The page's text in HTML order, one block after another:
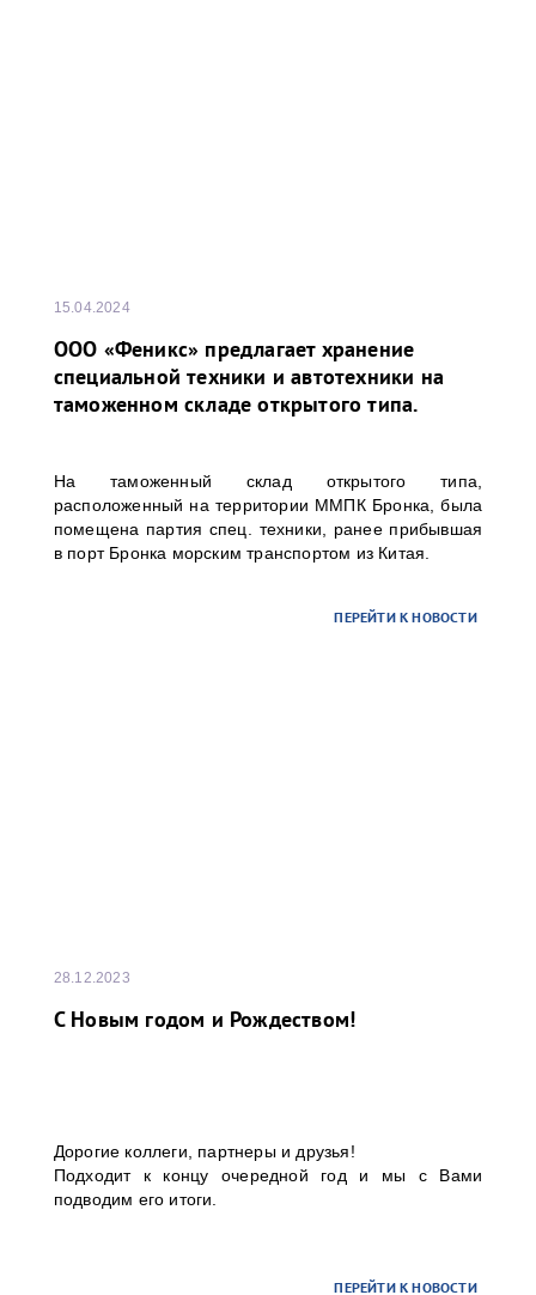
15.04.2024
ООО «Феникс» предлагает хранение
специальной техники и автотехники на
таможенном складе открытого типа.
На таможенный склад открытого типа,
расположенный на территории ММПК Бронка, была
помещена партия спец. техники, ранее прибывшая
в порт Бронка морским транспортом из Китая.
ПЕРЕЙТИ К НОВОСТИ
28.12.2023
С Новым годом и Рождеством!
Дорогие коллеги, партнеры и друзья!
Подходит к концу очередной год и мы с Вами
подводим его итоги.
ПЕРЕЙТИ К НОВОСТИ